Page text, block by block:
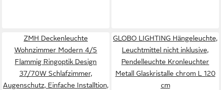
ZMH Deckenleuchte
Wohnzimmer Modern 4/5
Flammig Ringoptik Design
37/70W Schlafzimmer,
Augenschutz, Einfache Installtion,
GLOBO LIGHTING Hängeleuchte,
Leuchtmittel nicht inklusive,
Pendelleuchte Kronleuchter
Metall Glaskristalle chrom L 120
cm